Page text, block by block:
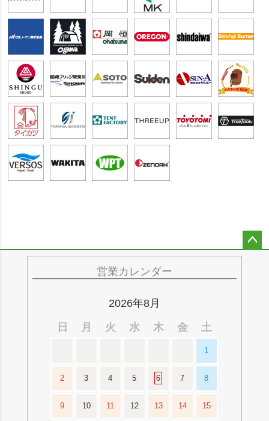
営業カレンダー
2026年8月
日
月 火 水 木 金 土
1
2 3 4 5 6 7 8
9 10 11 12 13 14 15